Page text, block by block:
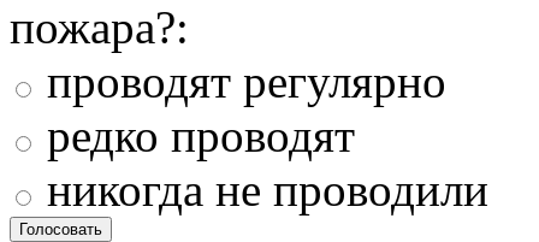
пожара?:
проводят регулярно
редко проводят
никогда не проводили